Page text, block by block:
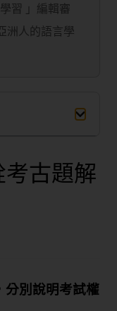
習 」編輯審
洲人的語言學
古題解
分別說明考試權